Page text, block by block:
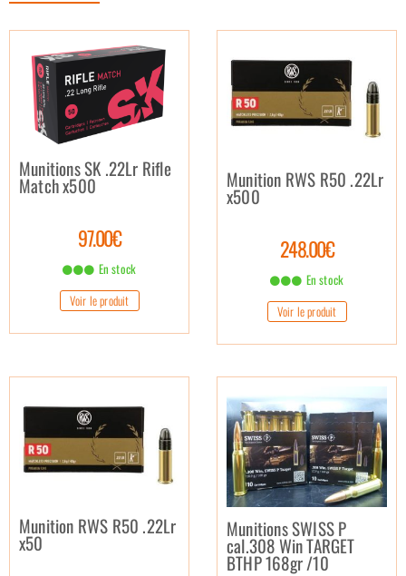
Munitions SK .22Lr Rifle
Match x500
97.00€
En stock
Voir le produit
Munition RWS R50 .22Lr
x500
248.00€
En stock
Voir le produit
Munition RWS R50 .22Lr
x50
Munitions SWISS P
cal.308 Win TARGET
BTHP 168gr /10